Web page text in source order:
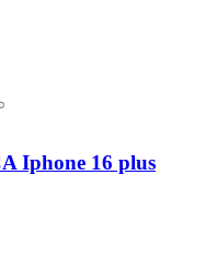
Iphone 16 plus